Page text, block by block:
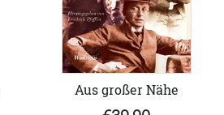
Aus großer Nähe